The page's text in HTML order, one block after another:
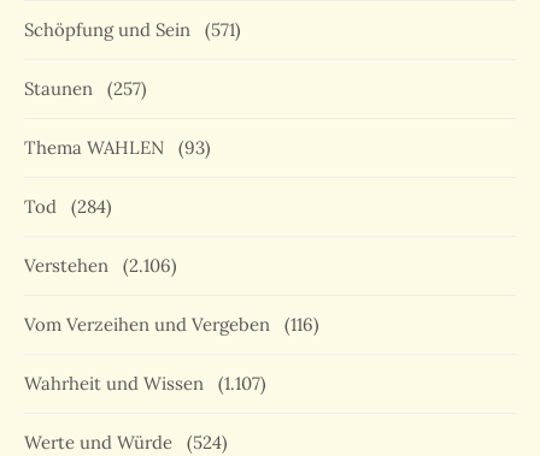
Schöpfung und Sein (571)
Staunen (257)
Thema WAHLEN (93)
Tod (284)
Verstehen (2.106)
Vom Verzeihen und Vergeben (116)
Wahrheit und Wissen (1.107)
Werte und Würde (524)